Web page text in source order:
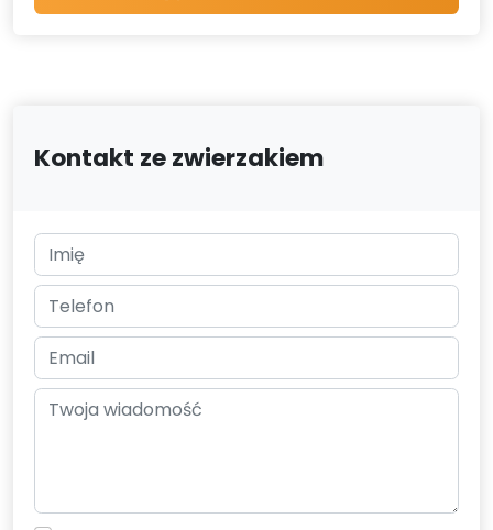
Kontakt ze zwierzakiem